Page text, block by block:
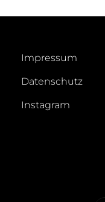
Impressum
Datenschutz
Instagram